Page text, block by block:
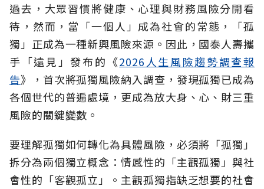
過去，大眾習慣將健康、心理與財務風險分開看
待，然而，當「一個人」成為社會的常態，「孤
獨」正成為一種新興風險來源。因此，國泰人壽攜
手「遠見」發布的《2026人生風險趨勢調查報
告》，首次將孤獨風險納入調查，發現孤獨已成為
各個世代的普遍處境，更成為放大身、心、財三重
風險的關鍵變數。
要理解孤獨如何轉化為具體風險，必須將「孤獨」
拆分為兩個獨立概念：情感性的「主觀孤獨」與社
會性的「客觀孤立」。主觀孤獨指缺乏想要的社會